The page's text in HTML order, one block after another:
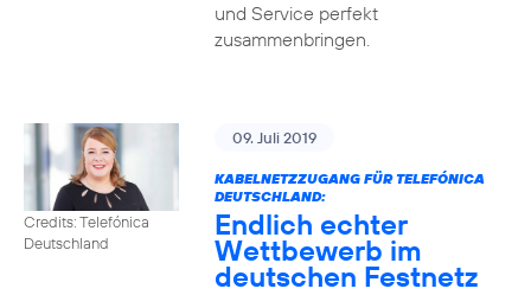
und Service perfekt
zusammenbringen.
Credits: Telefónica
Deutschland
09. Juli 2019
KABELNETZZUGANG FÜR TELEFÓNICA
DEUTSCHLAND:
Endlich echter
Wettbewerb im
deutschen Festnetz